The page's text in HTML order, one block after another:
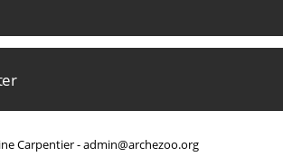
Carpentier -admin@archezoo.org